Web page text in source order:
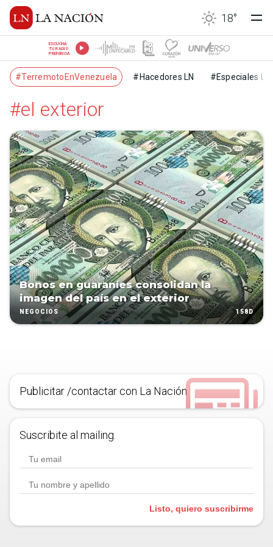
18°
ESCUCHÁ
TU RADIO
PREFERIDA
#TerremotoEnVenezuela #Hacedores LN #Especiales LN
#el exterior
Bonos en guaraníes consolidan la
imagen del país en el exterior
NEGOCIOS 158D
Publicitar /contactar con La Nación
Suscribite al mailing.
Listo, quiero suscribirme